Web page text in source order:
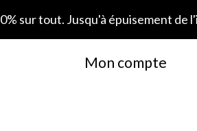
sur tout. Jusqu'à épuisement de
Mon compte